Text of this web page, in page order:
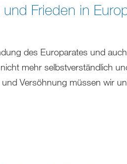
Frieden in
des Europarates und
mehr selbstverständlich
Versöhnung müssen wir